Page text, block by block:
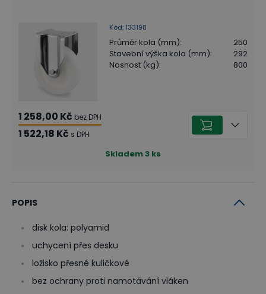
Kód: 133198
Průměr kola (mm):
250
Stavební výška kola (mm):
292
Nosnost (kg): 800
1 258,00 Kč bez DPH
1 522,18 Kč s DPH
Skladem3 ks
POPIS
disk kola: polyamid
uchycení přes desku
ložisko přesné kuličkové
bez ochrany proti namotávání vláken